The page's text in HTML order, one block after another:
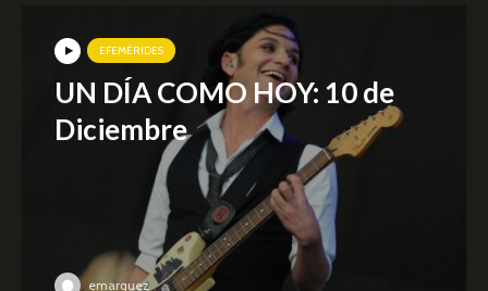
EFEMÉRIDES
UN DÍA COMO HOY: 10 de
Diciembre
emarquez